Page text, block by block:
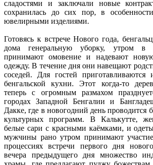
сладостями и заключали новые
сохранилась до сих пор, в
ювелирными изделиями.
Готовясь к встрече Нового года,
дома генеральную уборку, утром в
принимают омовение и надевают
одежду. В течение дня они навещают
соседей. Для гостей приготавливаются
бенгальской кухни. Этот когда-то
теперь с огромным размахом
городах Западной Бенгалии и
Дакке, где в новогодний день проводится
культурных программ. В Калькутте,
белые сари с красными каёмками, и
мужчины рано утром принимают
процессиях встречи первого дня
вечера предыдущего дня множество